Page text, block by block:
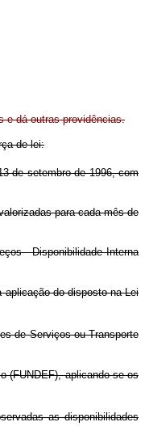
e dá outras providências.
de lei:
de setembro de 1996, com
para cada mês de
- Disponibilidade Interna
do disposto na Lei
de Serviços ou Transporte
(FUNDEF), aplicando-se os
as disponibilidades